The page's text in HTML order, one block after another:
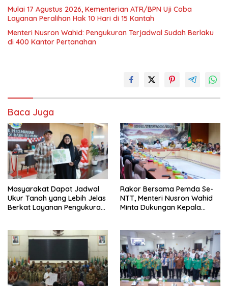
Mulai 17 Agustus 2026, Kementerian ATR/BPN Uji Coba
Layanan Peralihan Hak 10 Hari di 15 Kantah
Menteri Nusron Wahid: Pengukuran Terjadwal Sudah Berlaku
di 400 Kantor Pertanahan
Baca Juga
Masyarakat Dapat Jadwal
Ukur Tanah yang Lebih Jelas
Berkat Layanan Pengukuran
Rakor Bersama Pemda Se-
NTT, Menteri Nusron Wahid
Minta Dukungan Kepala
Pertanahan